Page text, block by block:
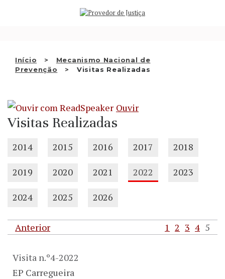
Início
Mecanismo Nacional de
Prevenção
Visitas Realizadas
QUEM SOMOS
RECOMENDAÇÕES E OUTRAS
DECISÕES
APRESENTAR QUEIXA
PT
Ouvir
Visitas Realizadas
2014 2015 2016 2017 2018
2019 2020 2021 2022 2023
2024 2025 2026
Anterior 1 2 3 4 5
Visita n.º4-2022
EP Carregueira